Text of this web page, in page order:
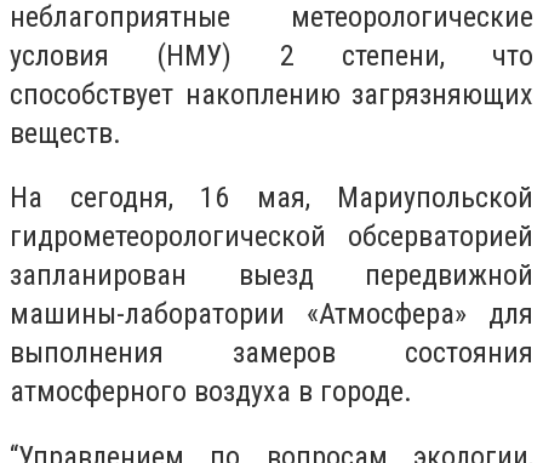
неблагоприятные метеорологические
условия (НМУ) 2 степени, что
способствует накоплению загрязняющих
веществ.
На сегодня, 16 мая, Мариупольской
гидрометеорологической обсерваторией
запланирован выезд передвижной
машины-лаборатории «Атмосфера» для
выполнения замеров состояния
атмосферного воздуха в городе.